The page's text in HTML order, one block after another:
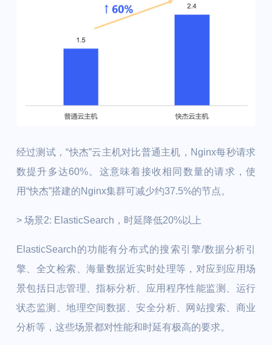
经过测试，“快杰”云主机对比普通主机，Nginx每秒请求
数提升多达60%。这意味着接收相同数量的请求，使
用“快杰”搭建的Nginx集群可减少约37.5%的节点。
> 场景2: ElasticSearch，时延降低20%以上
ElasticSearch的功能有分布式的搜索引擎/数据分析引
擎、全文检索、海量数据近实时处理等，对应到应用场
景包括日志管理、指标分析、应用程序性能监测、运行
状态监测、地理空间数据、安全分析、网站搜索、商业
分析等，这些场景都对性能和时延有极高的要求。